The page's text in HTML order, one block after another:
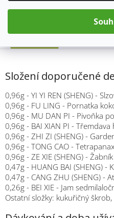
Popis
Složení doporučené
0,96g - YI YI REN (SHENG) -
0,96g - FU LING - Pornatka
0,96g - MU DAN PI - Pivoňka
0,96g - BAI XIAN PI -
0,96g - ZHI ZI (SHENG) -
0,96g - TONG CAO -
0,96g - ZE XIE (SHENG) -
0,47g - HUANG BAI (SHENG) -
0,47g - CANG ZHU (SHENG) -
0,26g - BEI XIE - Jam
Ostatní složky: kukuřičný